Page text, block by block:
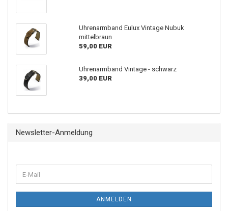
Uhrenarmband Eulux Vintage Nubuk
mittelbraun
59,00 EUR
Uhrenarmband Vintage - schwarz
39,00 EUR
Newsletter-Anmeldung
ANMELDEN